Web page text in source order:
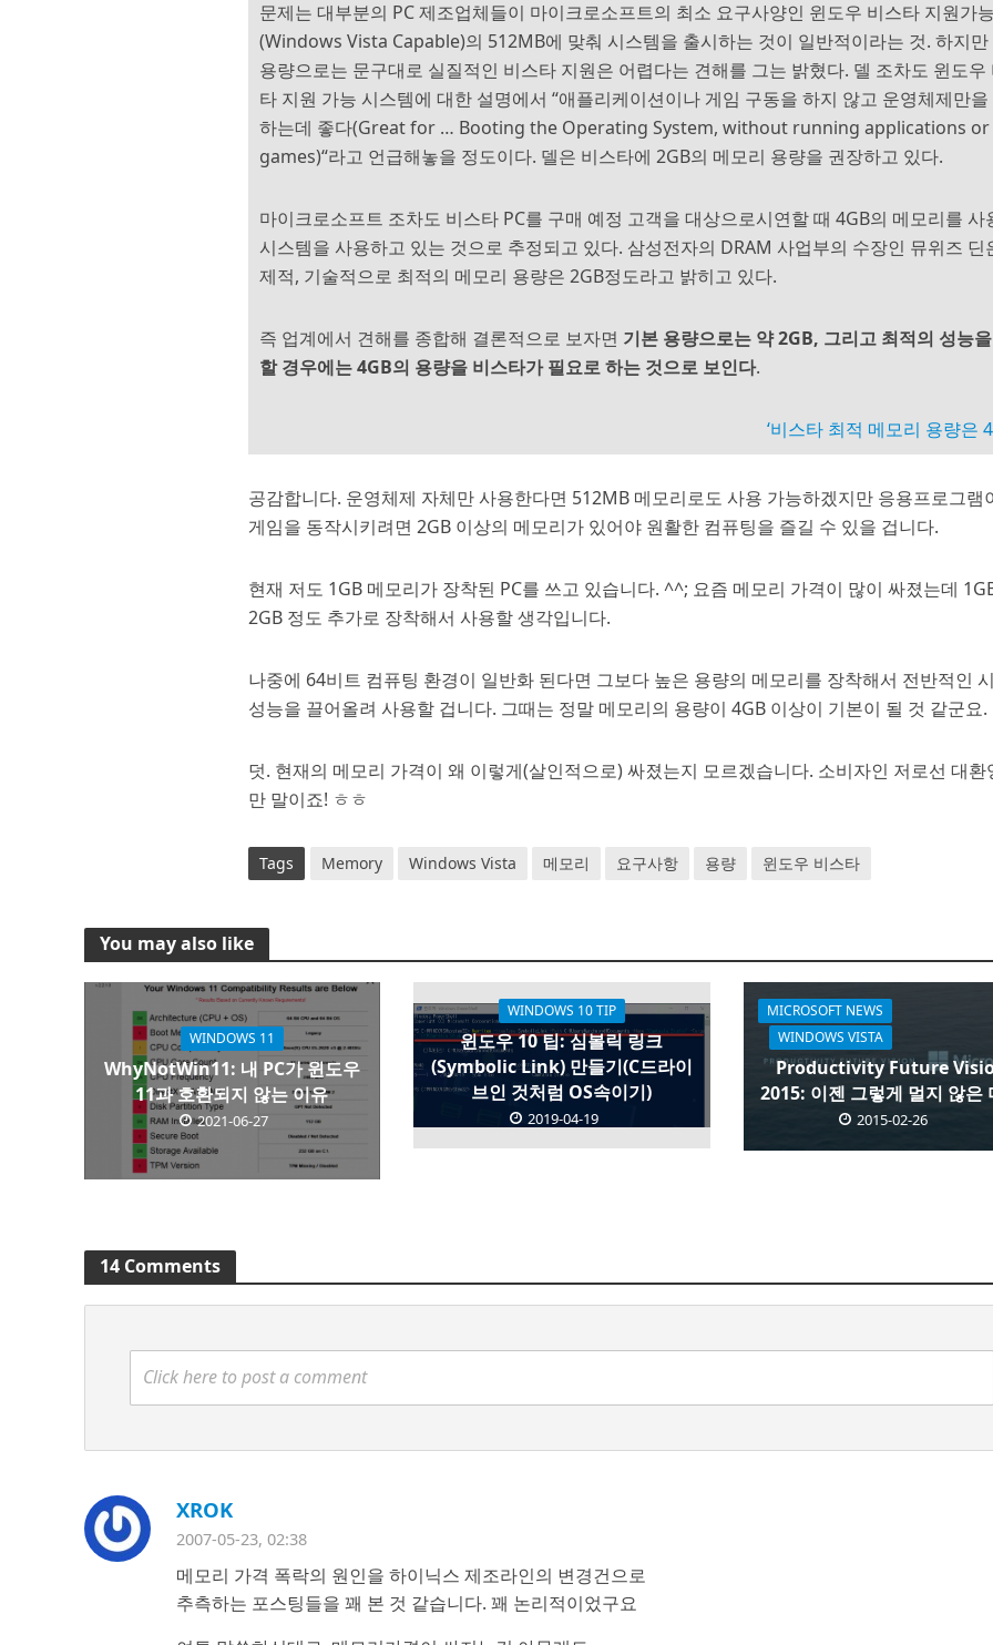
문제는 대부분의 PC 제조업체들이 마이크로소프트의 최소 요구사양인 윈도우 비스타 지원가능
(Windows Vista Capable)의 512MB에 맞춰 시스템을 출시하는 것이 일반적이라는 것. 하지만
용량으로는 문구대로 실질적인 비스타 지원은 어렵다는 견해를 그는 밝혔다. 델 조차도 윈도우
타 지원 가능 시스템에 대한 설명에서 “애플리케이션이나 게임 구동을 하지 않고 운영체제만을
하는데 좋다(Great for … Booting the Operating System, without running applications or
games)“라고 언급해놓을 정도이다. 델은 비스타에 2GB의 메모리 용량을 권장하고 있다.
마이크로소프트 조차도 비스타 PC를 구매 예정 고객을 대상으로시연할 때 4GB의 메모리를 사
시스템을 사용하고 있는 것으로 추정되고 있다. 삼성전자의 DRAM 사업부의 수장인 뮤위즈 딘
제적, 기술적으로 최적의 메모리 용량은 2GB정도라고 밝히고 있다.
즉 업계에서 견해를 종합해 결론적으로 보자면 기본 용량으로는 약 2GB, 그리고 최적의 성능
할 경우에는 4GB의 용량을 비스타가 필요로 하는 것으로 보인다.
‘비스타 최적 메모리 용량은
공감합니다. 운영체제 자체만 사용한다면 512MB 메모리로도 사용 가능하겠지만 응용프로그램
게임을 동작시키려면 2GB 이상의 메모리가 있어야 원활한 컴퓨팅을 즐길 수 있을 겁니다.
현재 저도 1GB 메모리가 장착된 PC를 쓰고 있습니다. ^^; 요즘 메모리 가격이 많이 싸졌는데
2GB 정도 추가로 장착해서 사용할 생각입니다.
나중에 64비트 컴퓨팅 환경이 일반화 된다면 그보다 높은 용량의 메모리를 장착해서 전반적인
성능을 끌어올려 사용할 겁니다. 그때는 정말 메모리의 용량이 4GB 이상이 기본이 될 것 같군요.
덧. 현재의 메모리 가격이 왜 이렇게(살인적으로) 싸졌는지 모르겠습니다. 소비자인 저로선 대환
만 말이죠! ㅎㅎ
Tags Memory Windows Vista 메모리 요구사항 용량 윈도우 비스타
You may also like
WINDOWS 11
WhyNotWin11: 내 PC가 윈도우
11과 호환되지 않는 이유
2021-06-27
WINDOWS 10 TIP
윈도우 10 팁: 심볼릭 링크
(Symbolic Link) 만들기(C드라이
브인 것처럼 OS속이기)
2019-04-19
MICROSOFT NEWS
WINDOWS VISTA
Productivity Future
2015: 이젠 그렇게 멀지 않은
2015-02-26
14 Comments
Click here to post a comment
XROK
2007-05-23, 02:38
메모리 가격 폭락의 원인을 하이닉스 제조라인의 변경건으로
추측하는 포스팅들을 꽤 본 것 같습니다. 꽤 논리적이었구요